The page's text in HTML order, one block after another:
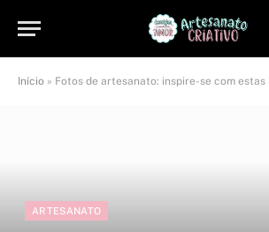
Início » Fotos de artesanato: inspire-se com estas
ARTESANATO